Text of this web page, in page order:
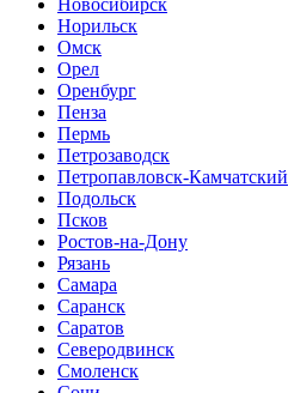
Норильск
Омск
Орел
Оренбург
Пенза
Пермь
Петрозаводск
Петропавловск-Камчатский
Подольск
Псков
Ростов-на-Дону
Рязань
Самара
Саранск
Саратов
Северодвинск
Смоленск